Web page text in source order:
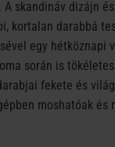
A skandináv dizájn
kortalan darabbá
egy hétköznapi
során is
fekete és
moshatóak